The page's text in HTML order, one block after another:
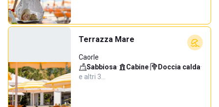
Terrazza Mare
Caorle
Sabbiosa· Cabine· Doccia calda·
e altri 3…